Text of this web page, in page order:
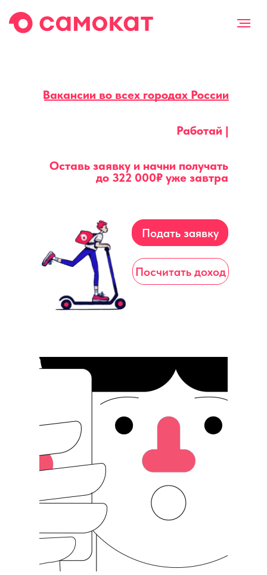
Посчитать доход
Подать заявку
Работай |
Оставь заявку и начни получать
до 322 000₽ уже завтра
Вакансии во всех городах России